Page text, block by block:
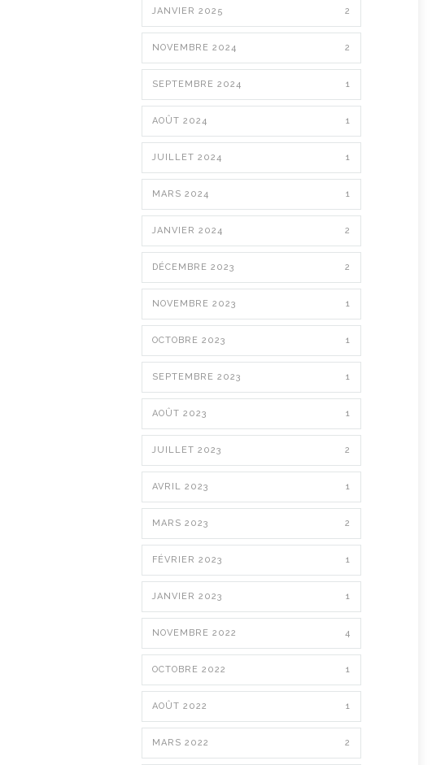
JANVIER 2025 2
NOVEMBRE 2024 2
SEPTEMBRE 2024 1
AOÛT 2024 1
JUILLET 2024 1
MARS 2024 1
JANVIER 2024 2
DÉCEMBRE 2023 2
NOVEMBRE 2023 1
OCTOBRE 2023 1
SEPTEMBRE 2023 1
AOÛT 2023 1
JUILLET 2023 2
AVRIL 2023 1
MARS 2023 2
FÉVRIER 2023 1
JANVIER 2023 1
NOVEMBRE 2022 4
OCTOBRE 2022 1
AOÛT 2022 1
MARS 2022 2